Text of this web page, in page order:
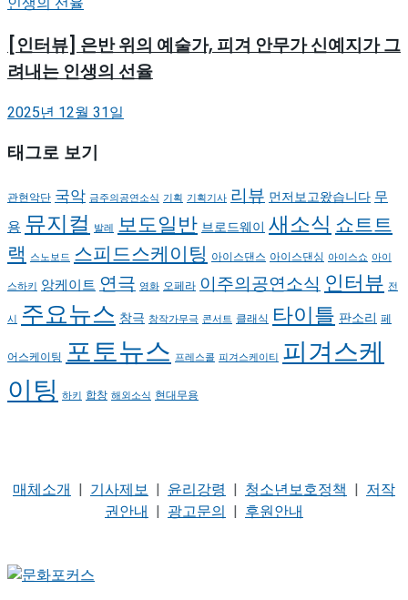
[인터뷰] 은반 위의 예술가, 피겨 안무가 신예지가 그
려내는 인생의 선율
2025년 12월 31일
태그로 보기
관현악단 국악 금주의공연소식 기획 기획기사 리뷰 먼저보고왔습니다 무
용 뮤지컬 발레 보도일반 브로드웨이 새소식쇼트트
랙 스노보드 스피드스케이팅 아이스댄스 아이스댄싱 아이스쇼 아이
스하키 앙케이트 연극 영화 오페라 이주의공연소식 인터뷰 전
시 주요뉴스 창극 창작가무극 콘서트 클래식 타이틀 판소리 페
어스케이팅 포토뉴스 프레스콜 피겨스케이티 피겨스케
이팅 하키 합창 해외소식 현대무용
매체소개 | 기사제보 | 윤리강령 | 청소년보호정책 | 저작
권안내 | 광고문의 | 후원안내